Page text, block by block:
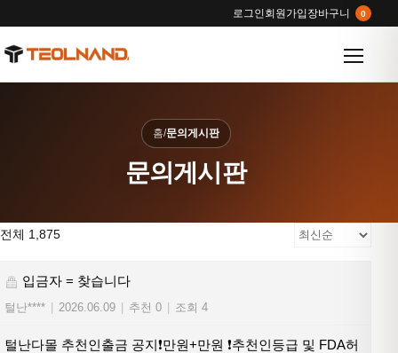
로그인회원가입장바구니 0
홈/문의게시판
문의게시판
전체 1,875
입금자 = 찾습니다
털난**** 2026.06.09 추천 0 조회 4
털난다몰 추천인출금 공지❗만원+만원 ❗추천인등급 및 FDA허